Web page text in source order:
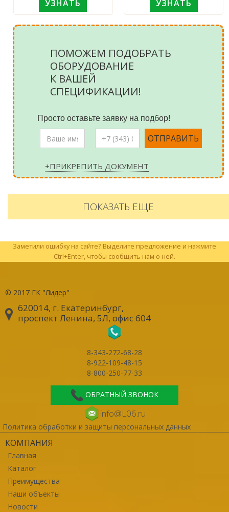
УЗНАТЬ УЗНАТЬ
ПОМОЖЕМ ПОДОБРАТЬ
ОБОРУДОВАНИЕ
К ВАШЕЙ
СПЕЦИФИКАЦИИ!
Просто оставьте заявку на подбор!
+ПРИКРЕПИТЬ ДОКУМЕНТ
ПОКАЗАТЬ ЕЩЕ
Заметили ошибку на сайте? Выделите предложение и нажмите
Ctrl+Enter, чтобы сообщить нам о ней.
© 2017 ГК "Лидер"
620014, г. Екатеринбург,
проспект Ленина, 5Л, офис 604
8-343-272-68-28
8-922-109-48-15
8-800-250-77-33
ОБРАТНЫЙ ЗВОНОК
info@L06.ru
Политика обработки и защиты персональных данных
КОМПАНИЯ
Главная
Каталог
Преимущества
Наши объекты
Новости